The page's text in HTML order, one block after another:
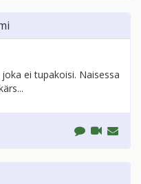
ei tupakoisi. Naisessa